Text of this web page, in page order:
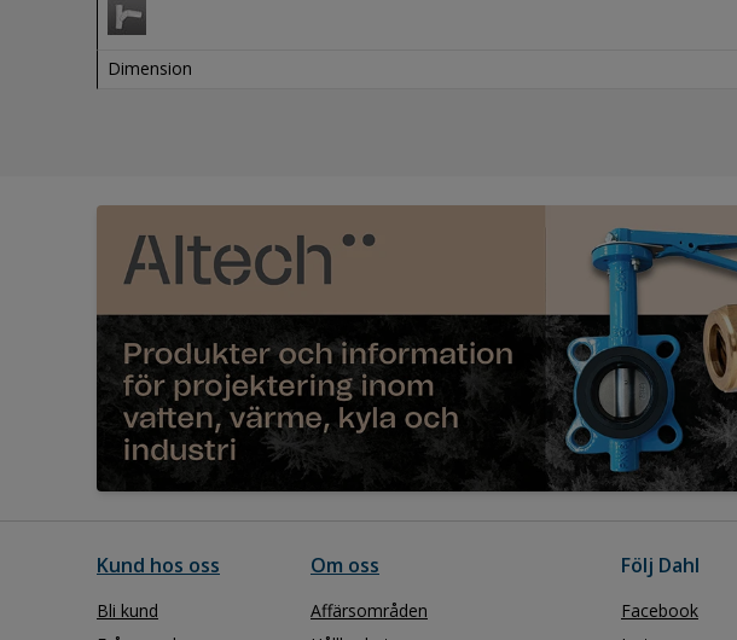
Dimension
Kund hos oss
Bli kund
Om oss
Affärsområden
Följ Dahl
Facebook